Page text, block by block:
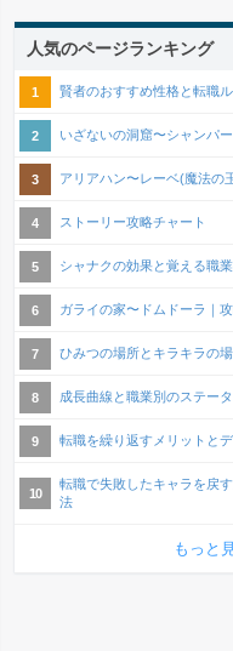
人気のページランキング
賢者のおすすめ性格と転職
いざないの洞窟〜シャンパ
アリアハン〜レーベ(魔法の
ストーリー攻略チャート
シャナクの効果と覚える職
ガライの家〜ドムドーラ｜
ひみつの場所とキラキラの
成長曲線と職業別のステータ
転職を繰り返すメリットと
転職で失敗したキャラを戻
法
もっと